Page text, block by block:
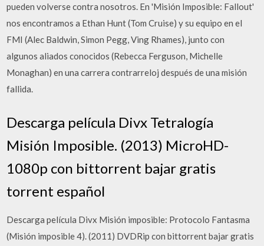
pueden volverse contra nosotros. En 'Misión Imposible: Fallout'
nos encontramos a Ethan Hunt (Tom Cruise) y su equipo en el
FMI (Alec Baldwin, Simon Pegg, Ving Rhames), junto con
algunos aliados conocidos (Rebecca Ferguson, Michelle
Monaghan) en una carrera contrarreloj después de una misión
fallida.
Descarga película Divx Tetralogía
Misión Imposible. (2013) MicroHD-
1080p con bittorrent bajar gratis
torrent español
Descarga película Divx Misión imposible: Protocolo Fantasma
(Misión imposible 4). (2011) DVDRip con bittorrent bajar gratis